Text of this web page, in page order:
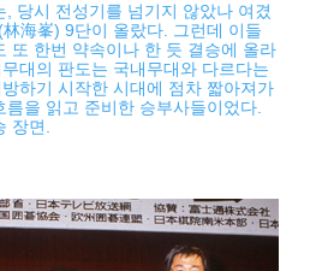
당시 전성기를 넘기지 않았나 여겼
海峯) 9단이 올랐다. 그런데 이들
또 한번 약속이나 한 듯 결승에 올라
대의 판도는 국내무대와 다르다는
하기 시작한 시대에 점차 짧아져가
을 읽고 준비한 승부사들이었다.
장면.